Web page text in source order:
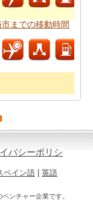
県松江市から日
用をしたいです
までの移動時間
バシーポリシ
ペイン語 | 英語
ベンチャー企業です。